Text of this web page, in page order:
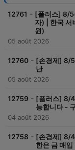
12761 - [플러스] 8/
자) | 한국 서
원)
05 août 2026
12760 - [손경제] 8/
난
05 août 2026
12759 - [플러스] 8/
능합니다 -
04 août 2026
12758 - [손경제] 8/
한은 금 매